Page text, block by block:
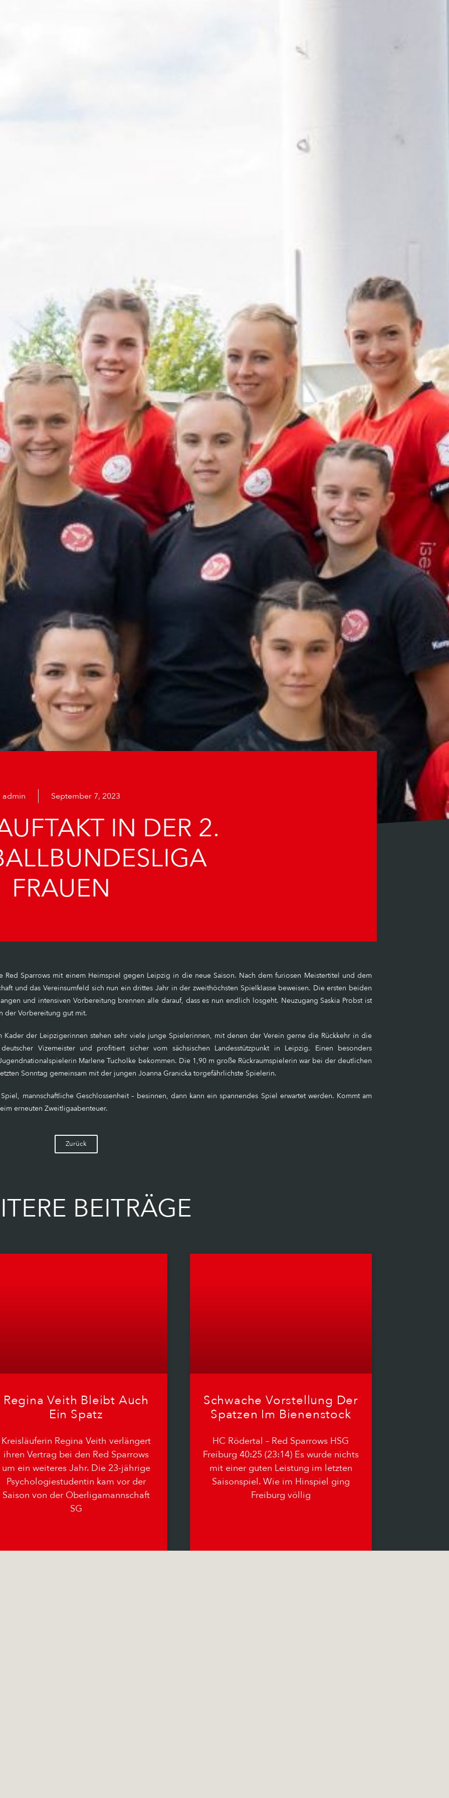
admin September 7, 2023
IN DER 2.
FRAUEN
Red Sparrows mit einem Heimspiel gegen Leipzig in die neue Saison. Nach dem furiosen Meistertitel und dem
und das Vereinsumfeld sich nun ein drittes Jahr in der zweithöchsten Spielklasse beweisen. Die ersten beiden
und intensiven Vorbereitung brennen alle darauf, dass es nun endlich losgeht. Neuzugang Saskia Probst ist
der Vorbereitung gut mit.
der Leipzigerinnen stehen sehr viele junge Spielerinnen, mit denen der Verein gerne die Rückkehr in die
Vizemeister und profitiert sicher vom sächsischen Landesstützpunkt in Leipzig. Einen besonders
Marlene Tucholke bekommen. Die 1,90 m große Rückraumspielerin war bei der deutlichen
Sonntag gemeinsam mit der jungen Joanna Granicka torgefährlichste Spielerin.
mannschaftliche Geschlossenheit – besinnen, dann kann ein spannendes Spiel erwartet werden. Kommt am
erneuten Zweitligaabenteuer.
Zurück
BEITRÄGE
Regina Veith Bleibt Auch
Ein Spatz
Kreisläuferin Regina Veith verlängert
ihren Vertrag bei den Red Sparrows
um ein weiteres Jahr. Die 23-jährige
Psychologiestudentin kam vor der
Saison von der Oberligamannschaft
SG
Schwache Vorstellung Der
Spatzen Im Bienenstock
HC Rödertal – Red Sparrows HSG
Freiburg 40:25 (23:14) Es wurde nichts
mit einer guten Leistung im letzten
Saisonspiel. Wie im Hinspiel ging
Freiburg völlig